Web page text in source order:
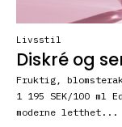
Livsstil
Diskré og
Fruktig,
1 195 SEK/100 ml
moderne letthet...